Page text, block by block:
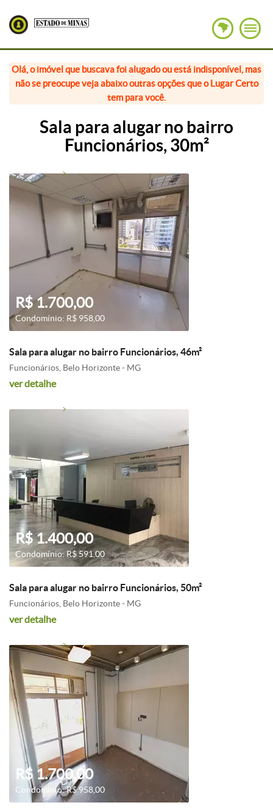
Olá, o imóvel que buscava foi alugado ou está indisponível, mas
não se preocupe veja abaixo outras opções que o Lugar Certo
tem para você.
Sala para alugar no bairro
Funcionários, 30m²
R$ 1.700,00
Condomínio: R$ 958,00
Sala para alugar no bairro Funcionários, 46m²
Funcionários, Belo Horizonte - MG
ver detalhe
R$ 1.400,00
Condomínio: R$ 591,00
Sala para alugar no bairro Funcionários, 50m²
Funcionários, Belo Horizonte - MG
ver detalhe
R$ 1.700,00
Condomínio: R$ 958,00